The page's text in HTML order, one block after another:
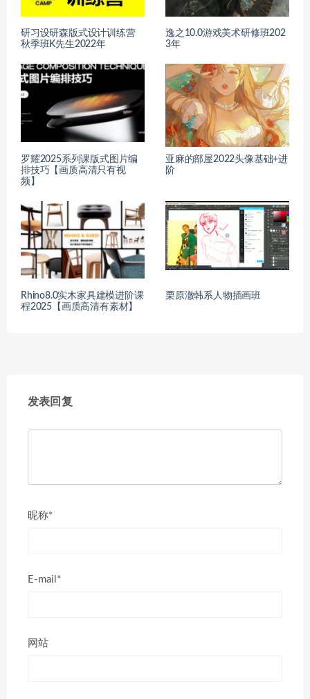
研习设研森版式设计训练营
秋季班K先生2022年
逸之10.0游戏美术研修班202
3年
罗耀2025系列课版式图片编
排技巧【画质高清只有视
频】
亚麻的部屋2022头像基础+进
阶
Rhino8.0实木家具建模进阶课
程2025【画质高清有素材】
栗原澈韩系人物插画班
发表回复
昵称*
E-mail*
网站